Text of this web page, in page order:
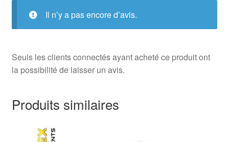
Il n’y a pas encore d’avis.
Seuls les clients connectés ayant acheté ce produit ont
la possibilité de laisser un avis.
Produits similaires